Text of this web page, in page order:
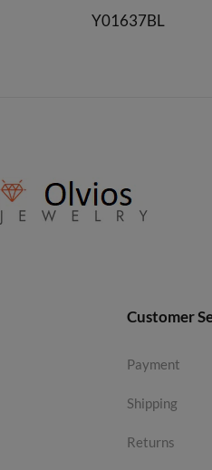
Y01637BL
Customer
Payment
Shipping
Returns